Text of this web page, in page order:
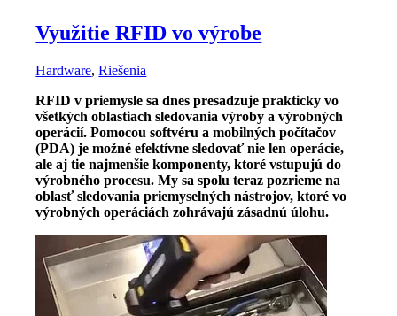
Využitie RFID vo výrobe
Hardware,Riešenia
RFID v priemysle sa dnes presadzuje prakticky vo
všetkých oblastiach sledovania výroby a výrobných
operácií. Pomocou softvéru a mobilných počítačov
(PDA) je možné efektívne sledovať nie len operácie,
ale aj tie najmenšie komponenty, ktoré vstupujú do
výrobného procesu. My sa spolu teraz pozrieme na
oblasť sledovania priemyselných nástrojov, ktoré vo
výrobných operáciách zohrávajú zásadnú úlohu.